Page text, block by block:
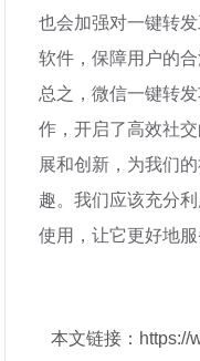
也会加强对一键转
软件，保障用户的合
总之，微信一键转
作，开启了高效社
展和创新，为我们
趣。我们应该充分
使用，让它更好地
本文链接：https://